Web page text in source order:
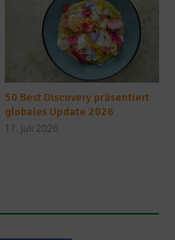
50 Best Discovery präsentiert
globales Update 2026
17. Juli 2026